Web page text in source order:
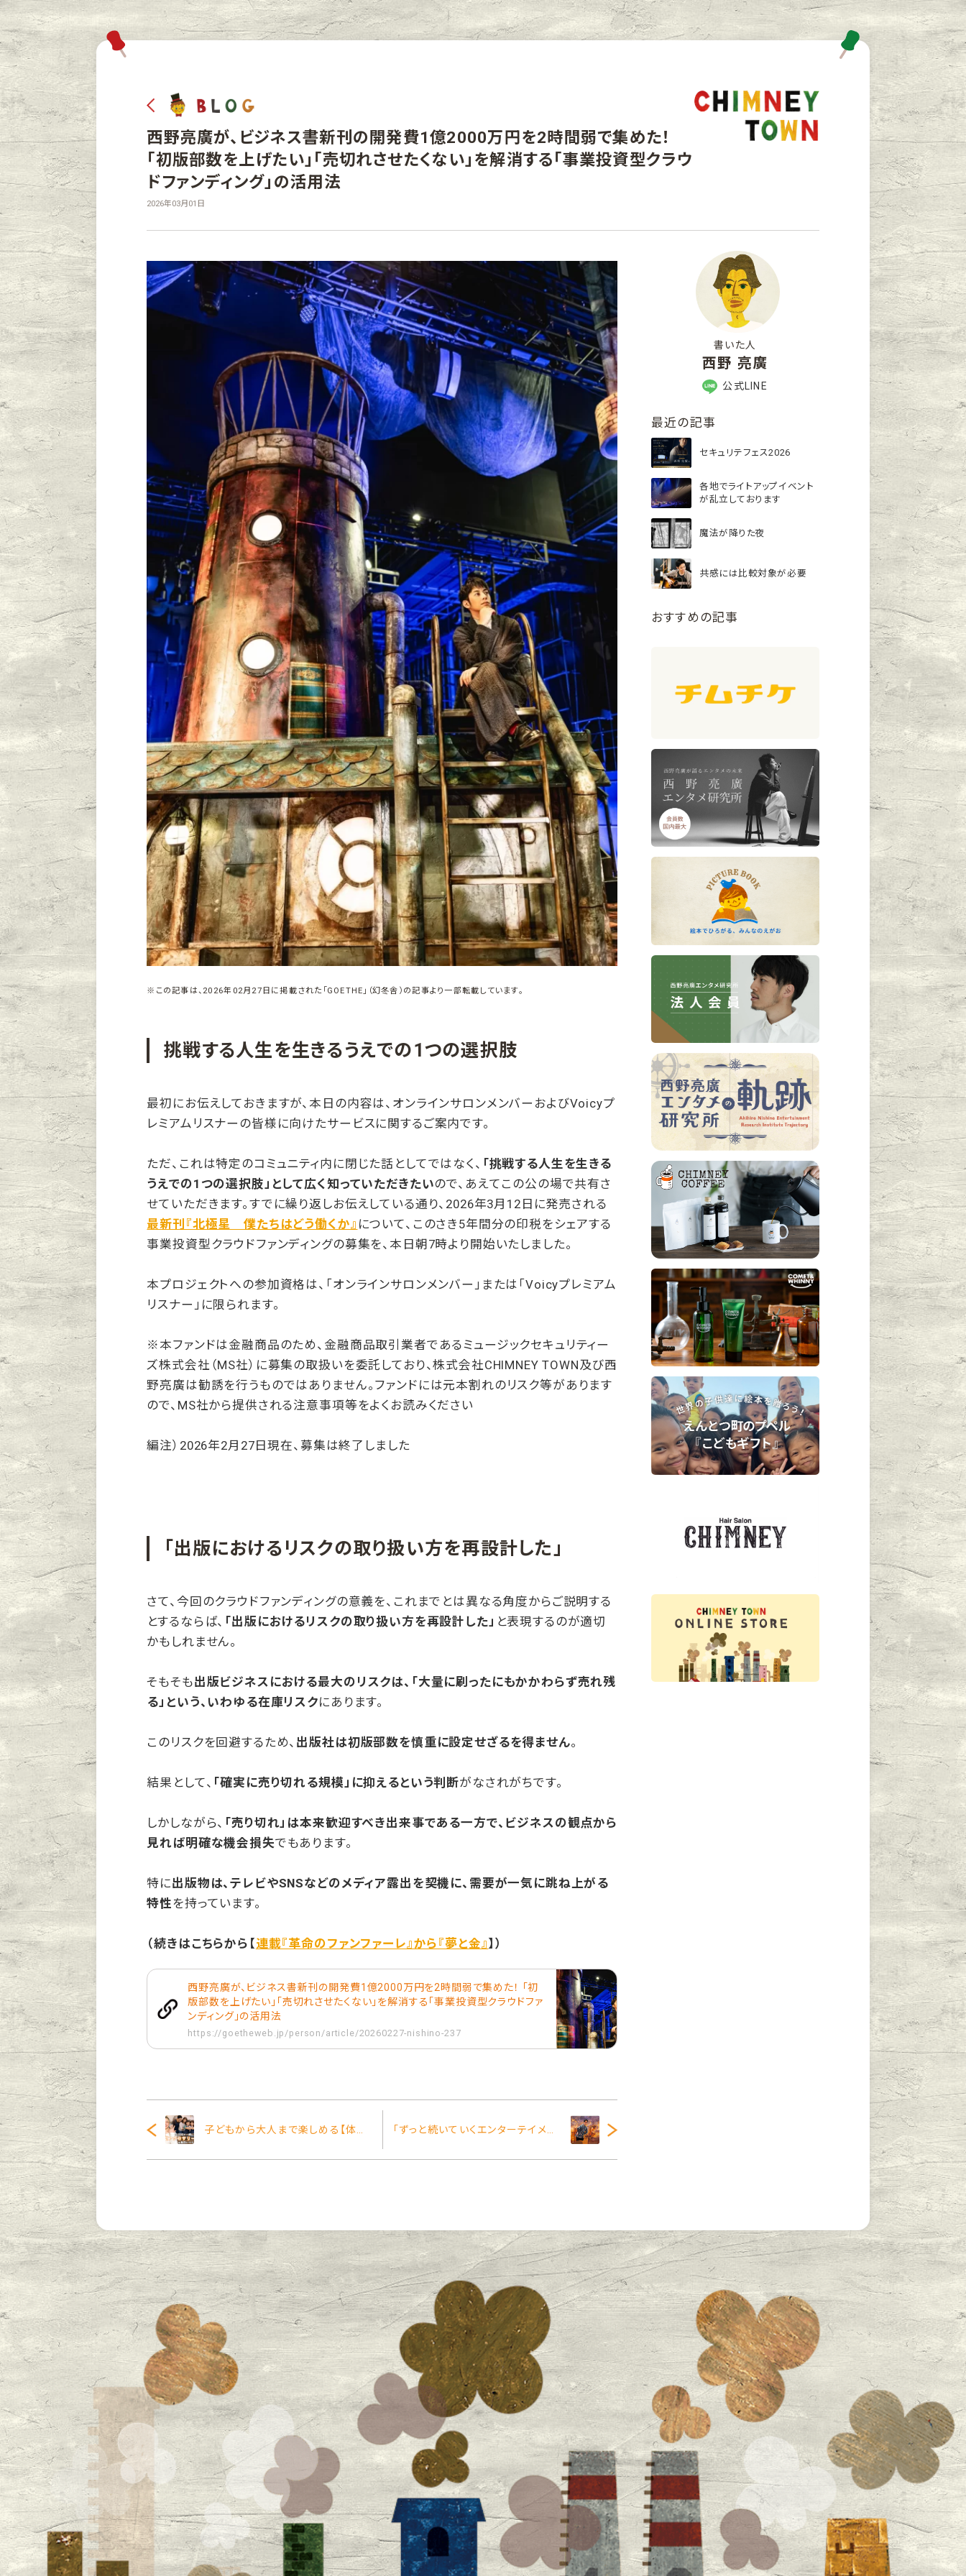
西野亮廣が、ビジネス書新刊の開発費1億2000万円を2時間弱で集めた！
「初版部数を上げたい」「売切れさせたくない」を解消する「事業投資型クラウ
ドファンディング」の活用法
2026年03月01日
※この記事は、2026年02月27日に掲載された「GOETHE」（幻冬舎）の記事より一部転載しています。
挑戦する人生を生きるうえでの1つの選択肢
最初にお伝えしておきますが、本日の内容は、オンラインサロンメンバーおよびVoicyプ
レミアムリスナーの皆様に向けたサービスに関するご案内です。
ただ、これは特定のコミュニティ内に閉じた話としてではなく、 「挑戦する人生を生きる
うえでの1つの選択肢」として広く知っていただきたいので、あえてこの公の場で共有さ
せていただきます。すでに繰り返しお伝えしている通り、2026年3月12日に発売される
最新刊『北極星 僕たちはどう働くか』 について、このさき5年間分の印税をシェアする
事業投資型クラウドファンディングの募集を、本日朝7時より開始いたしました。
本プロジェクトへの参加資格は、「オンラインサロンメンバー」または「Voicyプレミアム
リスナー」に限られます。
※本ファンドは金融商品のため、金融商品取引業者であるミュージックセキュリティー
ズ株式会社（MS社）に募集の取扱いを委託しており、株式会社CHIMNEY TOWN及び西
野亮廣は勧誘を行うものではありません。ファンドには元本割れのリスク等があります
ので、MS社から提供される注意事項等をよくお読みください
編注）2026年2月27日現在、募集は終了しました
「出版におけるリスクの取り扱い方を再設計した」
さて、今回のクラウドファンディングの意義を、これまでとは異なる角度からご説明する
とするならば、 「出版におけるリスクの取り扱い方を再設計した」 と表現するのが適切
かもしれません。
そもそも出版ビジネスにおける最大のリスクは、「大量に刷ったにもかかわらず売れ残
る」という、いわゆる在庫リスクにあります。
このリスクを回避するため、 出版社は初版部数を慎重に設定せざるを得ません。
結果として、 「確実に売り切れる規模」に抑えるという判断がなされがちです。
しかしながら、 「売り切れ」は本来歓迎すべき出来事である一方で、ビジネスの観点から
見れば明確な機会損失でもあります。
特に出版物は、テレビやSNSなどのメディア露出を契機に、需要が一気に跳ね上がる
特性を持っています。
（続きはこちらから【 連載『革命のファンファーレ』から『夢と金』 】）
西野亮廣が、ビジネス書新刊の開発費1億2000万円を2時間弱で集めた！ 「初
版部数を上げたい」「売切れさせたくない」を解消する「事業投資型クラウドファ
ンディング」の活用法
https://goetheweb.jp/person/article/20260227-nishino-237
書いた人
西野 亮廣
公式LINE
最近の記事
セキュリテフェス2026
各地でライトアップイベント
が乱立しております
魔法が降りた夜
共感には比較対象が必要
おすすめの記事